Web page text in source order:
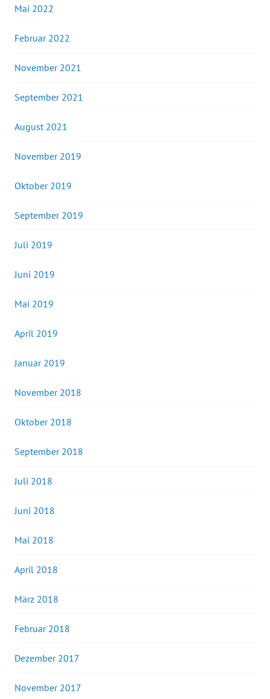
Mai 2022
Februar 2022
November 2021
September 2021
August 2021
November 2019
Oktober 2019
September 2019
Juli 2019
Juni 2019
Mai 2019
April 2019
Januar 2019
November 2018
Oktober 2018
September 2018
Juli 2018
Juni 2018
Mai 2018
April 2018
März 2018
Februar 2018
Dezember 2017
November 2017